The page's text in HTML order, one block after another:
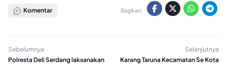
Komentar Bagikan:
Sebelumnya
Polresta Deli Serdang laksanakan
Selanjutnya
Karang Taruna Kecamatan Se Kota